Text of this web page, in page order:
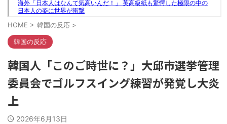
HOME > 韓国の反応 >
韓国の反応
韓国人「このご時世に？」大邱市選挙管理
委員会でゴルフスイング練習が発覚し大炎
上
2026年6月13日